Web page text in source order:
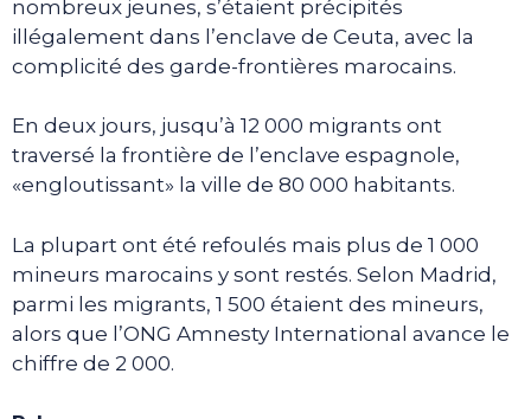
nombreux jeunes, s’étaient précipités
illégalement dans l’enclave de Ceuta, avec la
complicité des garde-frontières marocains.
En deux jours, jusqu’à 12 000 migrants ont
traversé la frontière de l’enclave espagnole,
«engloutissant» la ville de 80 000 habitants.
La plupart ont été refoulés mais plus de 1 000
mineurs marocains y sont restés. Selon Madrid,
parmi les migrants, 1 500 étaient des mineurs,
alors que l’ONG Amnesty International avance le
chiffre de 2 000.